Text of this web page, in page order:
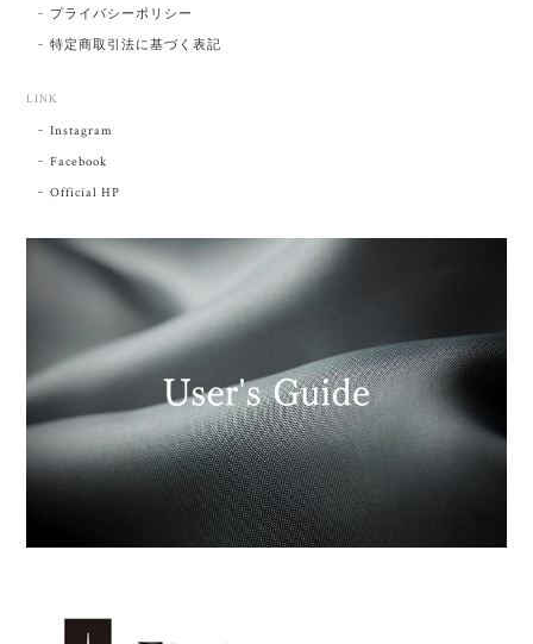
プライバシーポリシー
特定商取引法に基づく表記
LINK
Instagram
Facebook
Official HP